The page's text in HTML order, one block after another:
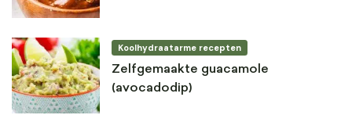
Koolhydraatarme recepten
Zelfgemaakte guacamole
(avocadodip)